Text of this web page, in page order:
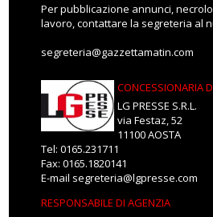
Per pubblicazione annunci,
lavoro, contattare la segreteria al
segreteria@gazzettamatin.com
CONCESSIONARIA
LG PRESSE S.R.L.
via Festaz, 52
11100 AOSTA
Tel: 0165.231711
Fax: 0165.1820141
E-mail segreteria@lgpresse.com
RESPONSABILE DI AGENZIA